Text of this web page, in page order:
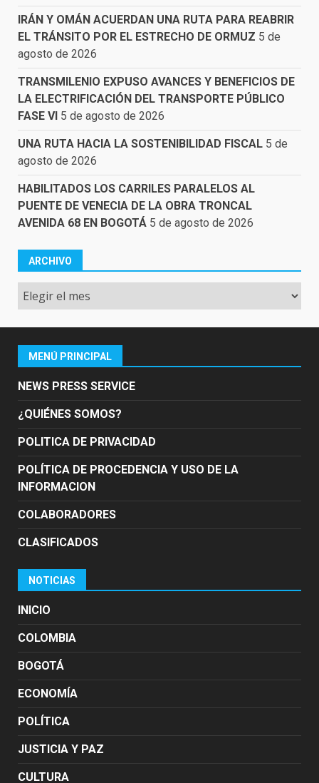
IRÁN Y OMÁN ACUERDAN UNA RUTA PARA REABRIR
EL TRÁNSITO POR EL ESTRECHO DE ORMUZ 5 de
agosto de 2026
TRANSMILENIO EXPUSO AVANCES Y BENEFICIOS DE
LA ELECTRIFICACIÓN DEL TRANSPORTE PÚBLICO
FASE VI 5 de agosto de 2026
UNA RUTA HACIA LA SOSTENIBILIDAD FISCAL 5 de
agosto de 2026
HABILITADOS LOS CARRILES PARALELOS AL
PUENTE DE VENECIA DE LA OBRA TRONCAL
AVENIDA 68 EN BOGOTÁ 5 de agosto de 2026
ARCHIVO
Archivo
MENÚ PRINCIPAL
NEWS PRESS SERVICE
¿QUIÉNES SOMOS?
POLITICA DE PRIVACIDAD
POLÍTICA DE PROCEDENCIA Y USO DE LA
INFORMACION
COLABORADORES
CLASIFICADOS
NOTICIAS
INICIO
COLOMBIA
BOGOTÁ
ECONOMÍA
POLÍTICA
JUSTICIA Y PAZ
CULTURA